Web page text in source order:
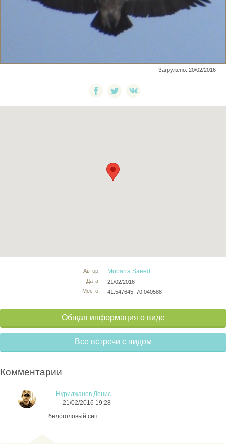
Загружено: 20/02/2016
Автор:
Дата:
Место:
Mobarra Saeed
21/02/2016
41.547645; 70.040588
Общая информация о виде
Все встречи с видом
Комментарии
Нуриджанов Денис
21/02/2016 19:28
белоголовый сип